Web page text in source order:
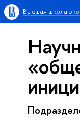
Высшая школа